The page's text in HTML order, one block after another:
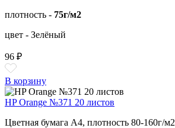
плотность - 75г/м2
цвет - Зелёный
96 ₽
В корзину
HP Orange №371 20 листов
Цветная бумага А4, плотность 80-160г/м2